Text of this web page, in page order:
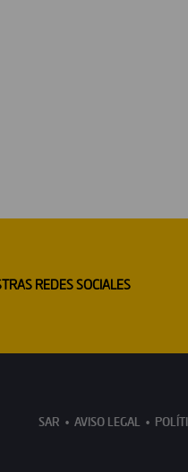
REDES SOCIALES
SAR AVISO LEGAL